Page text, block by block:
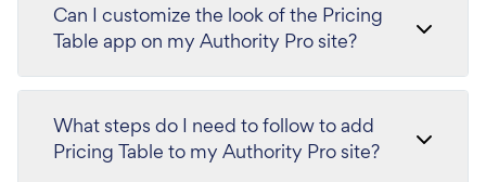
Can I customize the look of the Pricing
Table app on my Authority Pro site?
What steps do I need to follow to add
Pricing Table to my Authority Pro site?